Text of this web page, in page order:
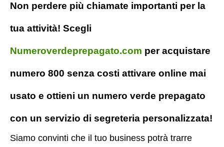
Non perdere più chiamate importanti per la
tua attività! Scegli
Numeroverdeprepagato.com per acquistare
numero 800 senza costi attivare online mai
usato e ottieni un numero verde prepagato
con un servizio di segreteria personalizzata!
Siamo convinti che il tuo business potrà trarre